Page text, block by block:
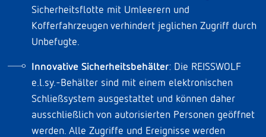
Sicherheitsflotte mit Umleerern und
Kofferfahrzeugen verhindert jeglichen Zugriff durch
Unbefugte.
Innovative Sicherheitsbehälter: Die REISSWOLF
e.l.sy.-Behälter sind mit einem elektronischen
Schließsystem ausgestattet und können daher
ausschließlich von autorisierten Personen geöffnet
werden. Alle Zugriffe und Ereignisse werden